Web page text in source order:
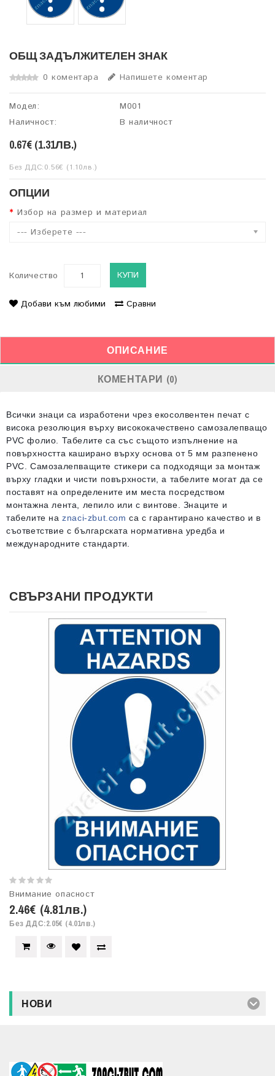
ОБЩ ЗАДЪЛЖИТЕЛЕН ЗНАК
0 коментара Напишете коментар
Модел:
M001
Наличност:
В наличност
0.67€ (1.31ЛВ.)
Без ДДС:0.56€ (1.10лв.)
ОПЦИИ
Избор на размер и материал
--- Изберете ---
Количество КУПИ
Добави към любими Сравни
ОПИСАНИЕ
КОМЕНТАРИ (0)
Всички знаци са изработени чрез екосолвентен печат с
висока резолюция върху висококачествено самозалепващо
PVC фолио. Табелите са със същото изпълнение на
повърхността каширано върху основа от 5 мм разпенено
PVC. Самозалепващите стикери са подходящи за монтаж
върху гладки и чисти повърхности, а табелите могат да се
поставят на определените им места посредством
монтажна лента, лепило или с винтове. Знаците и
табелите наznaci-zbut.com са с гарантирано качество и в
съответствие с българската нормативна уредба и
международните стандарти.
СВЪРЗАНИ ПРОДУКТИ
Внимание опасност
2.46€ (4.81лв.)
Без ДДС:2.05€ (4.01лв.)
НОВИ